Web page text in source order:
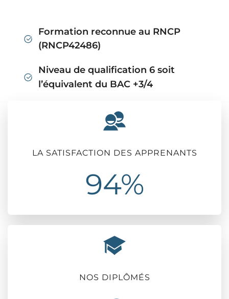
Formation reconnue au RNCP
(RNCP42486)
Niveau de qualification 6 soit
l’équivalent du BAC +3/4
Validation par blocs de
LA SATISFACTION DES APPRENANTS
94%
NOS DIPLÔMÉS